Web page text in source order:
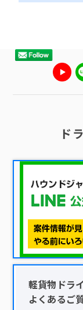
ド
軽貨物ドラ
よくあるご